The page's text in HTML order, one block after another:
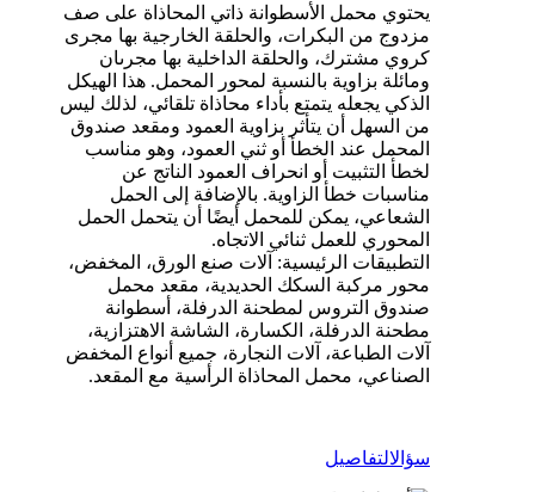
يحتوي محمل الأسطوانة ذاتي المحاذاة على صف
مزدوج من البكرات، والحلقة الخارجية بها مجرى
كروي مشترك، والحلقة الداخلية بها مجرىان
ومائلة بزاوية بالنسبة لمحور المحمل. هذا الهيكل
الذكي يجعله يتمتع بأداء محاذاة تلقائي، لذلك ليس
من السهل أن يتأثر بزاوية العمود ومقعد صندوق
المحمل عند الخطأ أو ثني العمود، وهو مناسب
لخطأ التثبيت أو انحراف العمود الناتج عن
مناسبات خطأ الزاوية. بالإضافة إلى الحمل
الشعاعي، يمكن للمحمل أيضًا أن يتحمل الحمل
المحوري للعمل ثنائي الاتجاه.
التطبيقات الرئيسية: آلات صنع الورق، المخفض،
محور مركبة السكك الحديدية، مقعد محمل
صندوق التروس لمطحنة الدرفلة، أسطوانة
مطحنة الدرفلة، الكسارة، الشاشة الاهتزازية،
آلات الطباعة، آلات النجارة، جميع أنواع المخفض
الصناعي، محمل المحاذاة الرأسية مع المقعد.
سؤالالتفاصيل